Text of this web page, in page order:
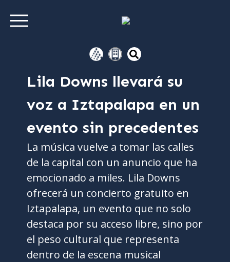
Lila Downs llevará su
voz a Iztapalapa en un
evento sin precedentes
La música vuelve a tomar las calles
de la capital con un anuncio que ha
emocionado a miles. Lila Downs
ofrecerá un concierto gratuito en
Iztapalapa, un evento que no solo
destaca por su acceso libre, sino por
el peso cultural que representa
dentro de la escena musical